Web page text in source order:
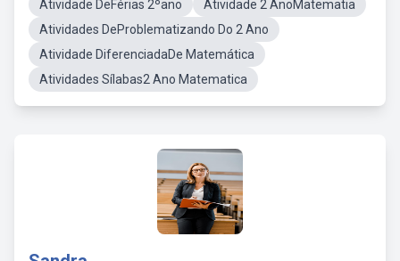
Atividade DeFérias 2ºano
Atividade 2 AnoMatematia
Atividades DeProblematizando Do 2 Ano
Atividade DiferenciadaDe Matemática
Atividades Sílabas2 Ano Matematica